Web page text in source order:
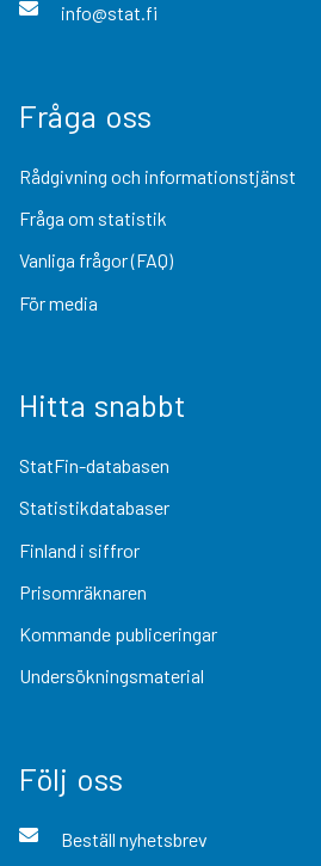
info@stat.fi
Fråga oss
Rådgivning och informationstjänst
Fråga om statistik
Vanliga frågor (FAQ)
För media
Hitta snabbt
StatFin-databasen
Statistikdatabaser
Finland i siffror
Prisomräknaren
Kommande publiceringar
Undersökningsmaterial
Följ oss
Beställ nyhetsbrev